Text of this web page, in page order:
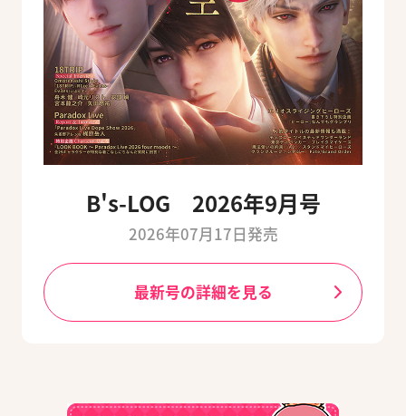
B's-LOG 2026年9月号
2026年07月17日発売
最新号の詳細を見る